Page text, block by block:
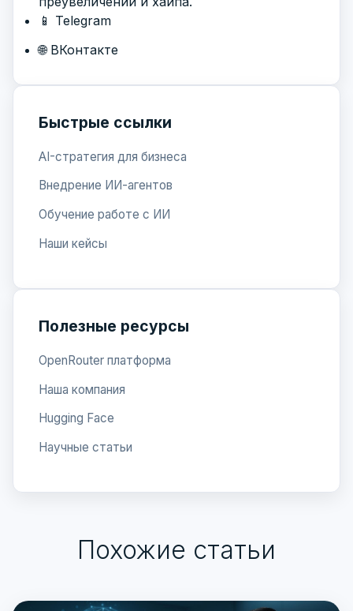
📱 Telegram
🌐 ВКонтакте
Быстрые ссылки
AI-стратегия для бизнеса
Внедрение ИИ-агентов
Обучение работе с ИИ
Наши кейсы
Полезные ресурсы
OpenRouter платформа
Наша компания
Hugging Face
Научные статьи
Похожие статьи